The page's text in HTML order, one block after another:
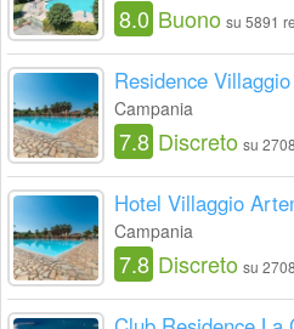
8.0 Buono su 5891
Residence
Campania
7.8 Discreto su
Hotel Villaggio
Campania
7.8 Discreto su